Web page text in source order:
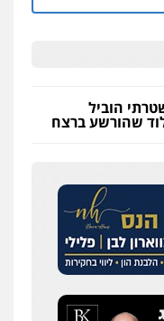
הוביל